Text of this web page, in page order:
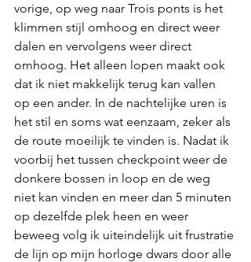
vorige, op weg naar Trois ponts is het
klimmen stijl omhoog en direct weer
dalen en vervolgens weer direct
omhoog. Het alleen lopen maakt ook
dat ik niet makkelijk terug kan vallen
op een ander. In de nachtelijke uren is
het stil en soms wat eenzaam, zeker als
de route moeilijk te vinden is. Nadat ik
voorbij het tussen checkpoint weer de
donkere bossen in loop en de weg
niet kan vinden en meer dan 5 minuten
op dezelfde plek heen en weer
beweeg volg ik uiteindelijk uit frustratie
de lijn op mijn horloge dwars door alle